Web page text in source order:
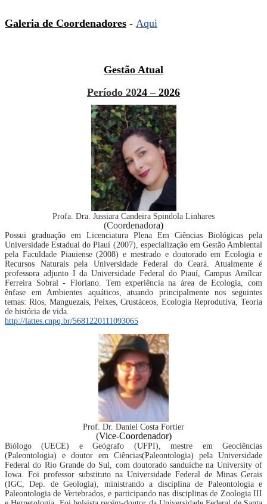
Galeria de Coordenadores - Aqui
Gestão Atual
Período 2024 – 2026
Profa. Dra. Jussiara Candeira Spindola Linhares
(Coordenadora)
Possui graduação em Licenciatura Plena Em Ciências Biológicas pela
Universidade Estadual do Piauí (2007), especialização em Gestão Ambiental
pela Faculdade Piauiense (2008) e mestrado e doutorado em Ecologia e
Recursos Naturais pela Universidade Federal do Ceará. Atualmente é
professora adjunto I da Universidade Federal do Piauí, Campus Amílcar
Ferreira Sobral - Floriano. Tem experiência na área de Ecologia, com
ênfase em Ambientes aquáticos, atuando principalmente nos seguintes
temas: Rios, Manguezais, Peixes, Crustáceos, Ecologia Reprodutiva, Teoria
de história de vida.
http://lattes.cnpq.br/5681220111093065
Prof. Dr. Daniel Costa Fortier
(Vice-Coordenador)
Biólogo (UECE) e Geógrafo (UFPI), mestre em Geociências
(Paleontologia) e doutor em Ciências(Paleontologia) pela Universidade
Federal do Rio Grande do Sul, com doutorado sanduíche na University of
Iowa. Foi professor substituto na Universidade Federal de Minas Gerais
(IGC, Dep. de Geologia), ministrando a disciplina de Paleontologia e
Paleontologia de Vertebrados, e participando nas disciplinas de Zoologia III